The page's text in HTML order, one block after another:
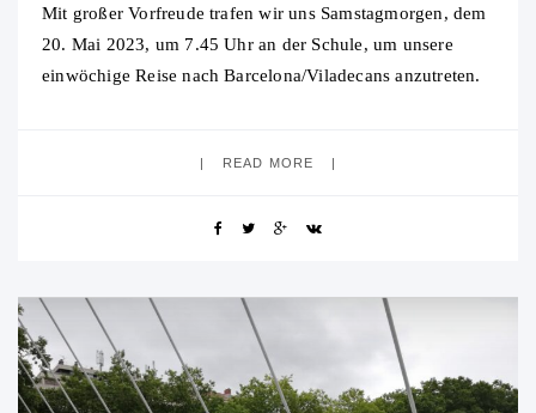
Mit großer Vorfreude trafen wir uns Samstagmorgen, dem
20. Mai 2023, um 7.45 Uhr an der Schule, um unsere
einwöchige Reise nach Barcelona/Viladecans anzutreten.
READ MORE